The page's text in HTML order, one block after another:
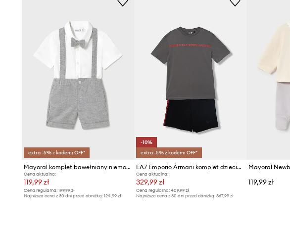
extra -5% z kodem: OFF*
Mayoral komplet bawełniany niemowlęcy
Cena aktualna:
119,99 zł
Cena regularna: 199,99 zł
Najniższa cena z 30 dni przed obniżką: 124,99 zł
-10%
extra -5% z kodem: OFF*
EA7 Emporio Armani komplet dziecięcy bawełniany
Cena aktualna:
329,99 zł
Cena regularna:409,99 zł
Najniższa cena z 30 dni przed obniżką:367,99 zł
119,99 zł